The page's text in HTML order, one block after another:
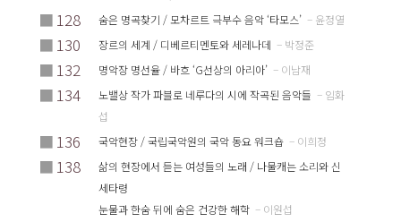
■ 128 숨은 명곡찾기 / 모차르트 극부수 음악 ‘타모스’ – 윤정열
■ 130 장르의 세계 / 디베르티멘토와 세레나데 – 박정준
■ 132 명악장 명선율 / 바흐 ‘G선상의 아리아’ – 이남재
■ 134 노밸상 작가 파블로 네루다의 시에 작곡된 음악들 – 임화
섭
■ 136 국악현장 / 국립국악원의 국악 동요 워크숍 – 이희정
■ 138
삶의 현장에서 듣는 여성들의 노래 / 나물캐는 소리와 신
세타령
눈물과 한숨 뒤에 숨은 건강한 해학 – 이원섭